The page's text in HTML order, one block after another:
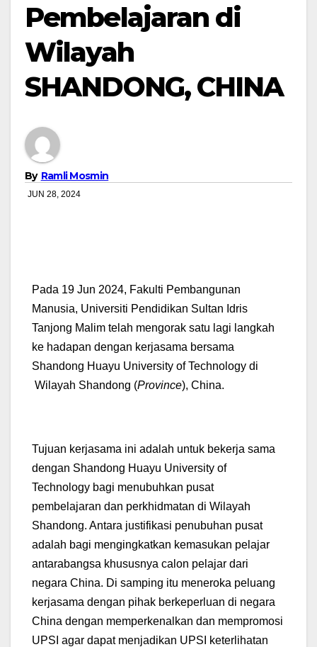
Pembelajaran di
Wilayah
SHANDONG, CHINA
By Ramli Mosmin
JUN 28, 2024
Pada 19 Jun 2024, Fakulti Pembangunan
Manusia, Universiti Pendidikan Sultan Idris
Tanjong Malim telah mengorak satu lagi langkah
ke hadapan dengan kerjasama bersama
Shandong Huayu University of Technology di
Wilayah Shandong (Province), China.
Tujuan kerjasama ini adalah untuk bekerja sama
dengan Shandong Huayu University of
Technology bagi menubuhkan pusat
pembelajaran dan perkhidmatan di Wilayah
Shandong. Antara justifikasi penubuhan pusat
adalah bagi mengingkatkan kemasukan pelajar
antarabangsa khususnya calon pelajar dari
negara China. Di samping itu meneroka peluang
kerjasama dengan pihak berkeperluan di negara
China dengan memperkenalkan dan mempromosi
UPSI agar dapat menjadikan UPSI keterlihatan